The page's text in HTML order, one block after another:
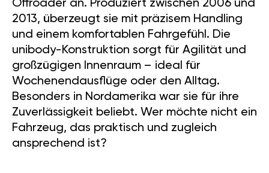
Offroader an. Produziert zwischen 2006 und
2013, überzeugt sie mit präzisem Handling
und einem komfortablen Fahrgefühl. Die
unibody-Konstruktion sorgt für Agilität und
großzügigen Innenraum – ideal für
Wochenendausflüge oder den Alltag.
Besonders in Nordamerika war sie für ihre
Zuverlässigkeit beliebt. Wer möchte nicht ein
Fahrzeug, das praktisch und zugleich
ansprechend ist?